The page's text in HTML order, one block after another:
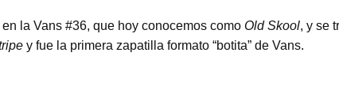
la Vans #36, que hoy conocemos como Old Skool, y se
y fue la primera zapatilla formato “botita” de Vans.